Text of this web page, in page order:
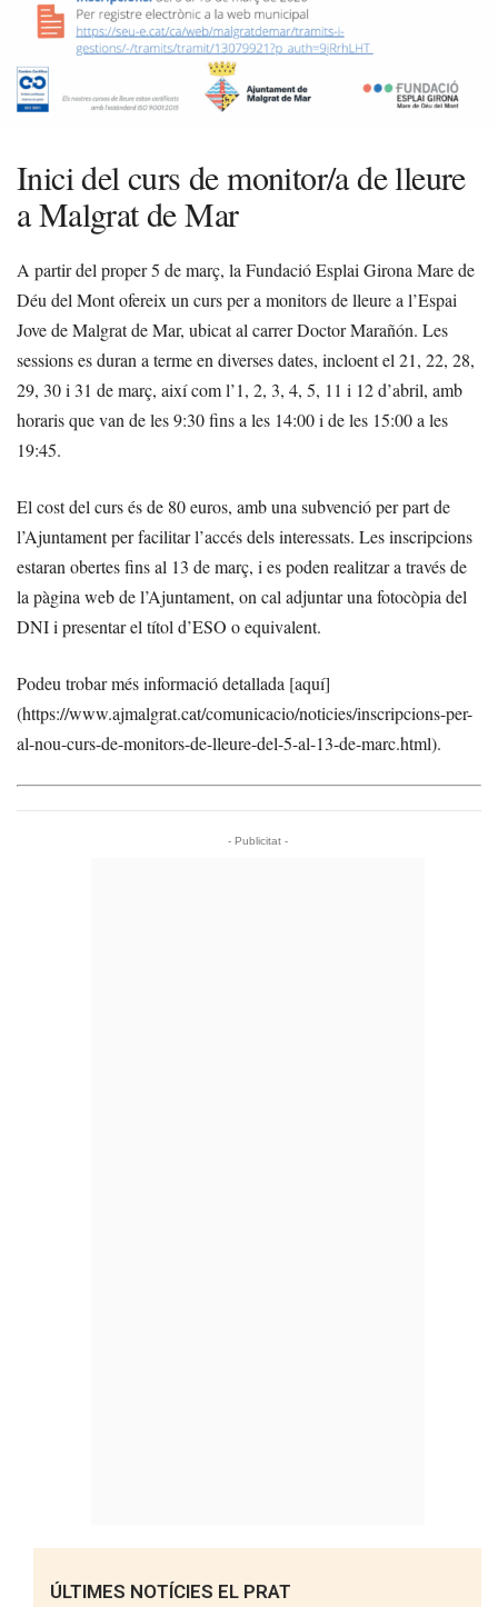
Inici del curs de monitor/a de lleure
a Malgrat de Mar
A partir del proper 5 de març, la Fundació Esplai Girona Mare de
Déu del Mont ofereix un curs per a monitors de lleure a l’Espai
Jove de Malgrat de Mar, ubicat al carrer Doctor Marañón. Les
sessions es duran a terme en diverses dates, incloent el 21, 22, 28,
29, 30 i 31 de març, així com l’1, 2, 3, 4, 5, 11 i 12 d’abril, amb
horaris que van de les 9:30 fins a les 14:00 i de les 15:00 a les
19:45.
El cost del curs és de 80 euros, amb una subvenció per part de
l’Ajuntament per facilitar l’accés dels interessats. Les inscripcions
estaran obertes fins al 13 de març, i es poden realitzar a través de
la pàgina web de l’Ajuntament, on cal adjuntar una fotocòpia del
DNI i presentar el títol d’ESO o equivalent.
Podeu trobar més informació detallada [aquí]
(https://www.ajmalgrat.cat/comunicacio/noticies/inscripcions-per-
al-nou-curs-de-monitors-de-lleure-del-5-al-13-de-marc.html).
- Publicitat -
ÚLTIMES NOTÍCIES EL PRAT